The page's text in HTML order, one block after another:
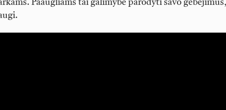
Paaugliams tai galimybė parodyti savo